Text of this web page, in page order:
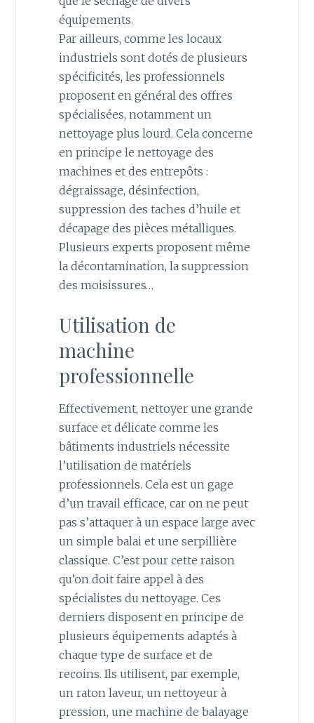
équipements.
Par ailleurs, comme les locaux
industriels sont dotés de plusieurs
spécificités, les professionnels
proposent en général des offres
spécialisées, notamment un
nettoyage plus lourd. Cela concerne
en principe le nettoyage des
machines et des entrepôts :
dégraissage, désinfection,
suppression des taches d’huile et
décapage des pièces métalliques.
Plusieurs experts proposent même
la décontamination, la suppression
des moisissures…
Utilisation de
machine
professionnelle
Effectivement, nettoyer une grande
surface et délicate comme les
bâtiments industriels nécessite
l’utilisation de matériels
professionnels. Cela est un gage
d’un travail efficace, car on ne peut
pas s’attaquer à un espace large avec
un simple balai et une serpillière
classique. C’est pour cette raison
qu’on doit faire appel à des
spécialistes du nettoyage. Ces
derniers disposent en principe de
plusieurs équipements adaptés à
chaque type de surface et de
recoins. Ils utilisent, par exemple,
un raton laveur, un nettoyeur à
pression, une machine de balayage